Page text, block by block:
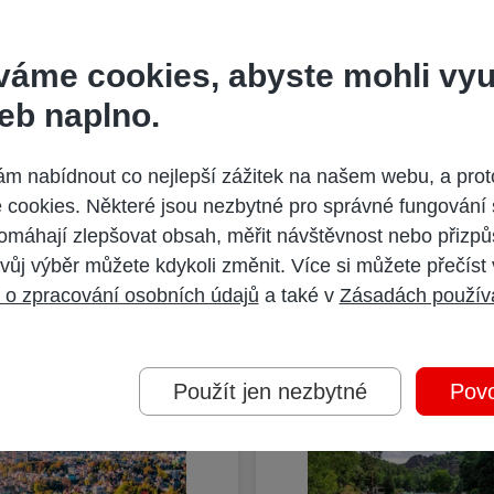
DNES Speciál, který nabízí pestrou škálu témat z oblasti
seznamy středních a vysokých škol, tipy na dárky a mnoho
Další vydání
cookies, abyste mohli
naplno.
nabídnout co nejlepší zážitek na našem webu, a
cookies. Některé jsou nezbytné pro správné fungování
zlepšovat obsah, měřit návštěvnost nebo
výběr můžete kdykoli změnit. Více si můžete přečíst
o zpracování osobních údajů a také v Zásadách
Použít jen nezbytné